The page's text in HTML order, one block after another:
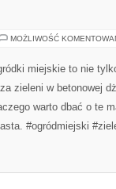
MOŻLIWOŚĆ
miejskie to nie
zieleni w betonowej
warto dbać o te
#ogródmiejski